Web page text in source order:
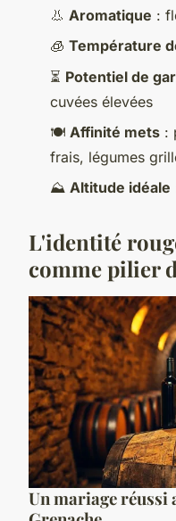
👃 Aromatique :
🧊 Température
⏳ Potentiel de
cuvées élevées
🍽️ Affinité mets :
frais, légumes
⛰️ Altitude idéale
L'identité
comme pilier
Un mariage réussi